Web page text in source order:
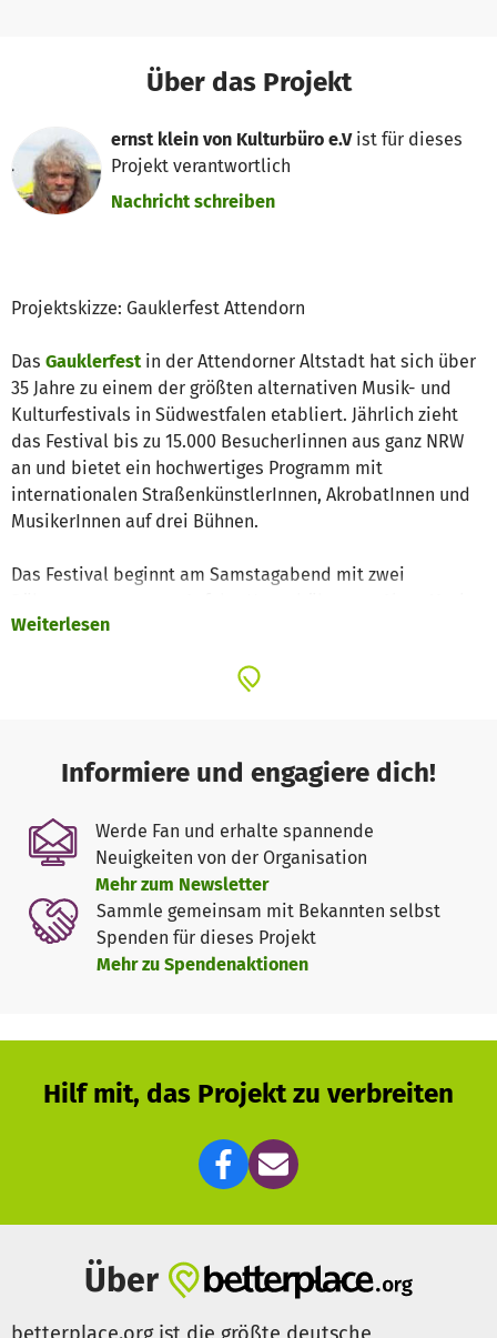
Über das Projekt
ernst klein von Kulturbüro e.Vist für dieses
Projekt verantwortlich
Nachricht schreiben
Projektskizze: Gauklerfest Attendorn
Das Gauklerfest in der Attendorner Altstadt hat sich über
35 Jahre zu einem der größten alternativen Musik- und
Kulturfestivals in Südwestfalen etabliert. Jährlich zieht
das Festival bis zu 15.000 BesucherIinnen aus ganz NRW
an und bietet ein hochwertiges Programm mit
internationalen StraßenkünstlerInnen, AkrobatInnen und
MusikerInnen auf drei Bühnen.
Das Festival beginnt am Samstagabend mit zwei
präsentieren sich Cabaret- und Zirkusacts, während
spielen. Am Sonntag dauert das Programm von 11 bis 18
Geschicklichkeitsspiele für junge Gäste. Am Abend wird
der jährliche Kleinkunstpreis verliehen.
Das Gauklerfest zeichnet sich durch seinenfreiwilligen
Eintritt
und vergünstigte Preise für Familien aus. Es ist ein
einzigartiges, zugängliches Kulturangebot für
Besucher:innen aller Generationen. Die Organisation
erfolgt nahezu vollständig durch ehrenamtliche
HelferInnen. Am Festivalwochenende engagieren sich über
barrierefreien Zugang für alle ein. Daher bleibt der Eintritt
freiwillig, und es werden erschwingliche Getränkepreise
sowie eine kostenlose Aktionsfläche für Kinder
Spenden von regionalen Betrieben sowie Kulturförderung
der Stadt Attendorn angewiesen. In den letzten Jahren
sind die Mittel, insbesondere zur Bezahlung der
Weiterlesen
Informiere und engagiere dich!
Werde Fan und erhalte spannende
Neuigkeiten von der Organisation
Mehr zum Newsletter
Sammle gemeinsam mit Bekannten selbst
Spenden für dieses Projekt
Mehr zu Spendenaktionen
Hilf mit, das Projekt zu verbreiten
Über